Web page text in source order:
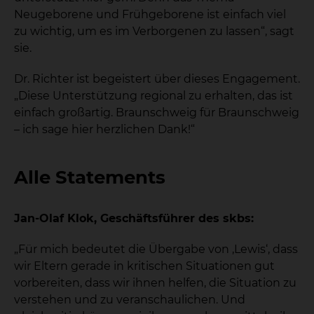
Neugeborene und Frühgeborene ist einfach viel
zu wichtig, um es im Verborgenen zu lassen“, sagt
sie.
Dr. Richter ist begeistert über dieses Engagement.
„Diese Unterstützung regional zu erhalten, das ist
einfach großartig. Braunschweig für Braunschweig
– ich sage hier herzlichen Dank!“
Alle Statements
Jan-Olaf Klok, Geschäftsführer des skbs:
„Für mich bedeutet die Übergabe von ‚Lewis‘, dass
wir Eltern gerade in kritischen Situationen gut
vorbereiten, dass wir ihnen helfen, die Situation zu
verstehen und zu veranschaulichen. Und